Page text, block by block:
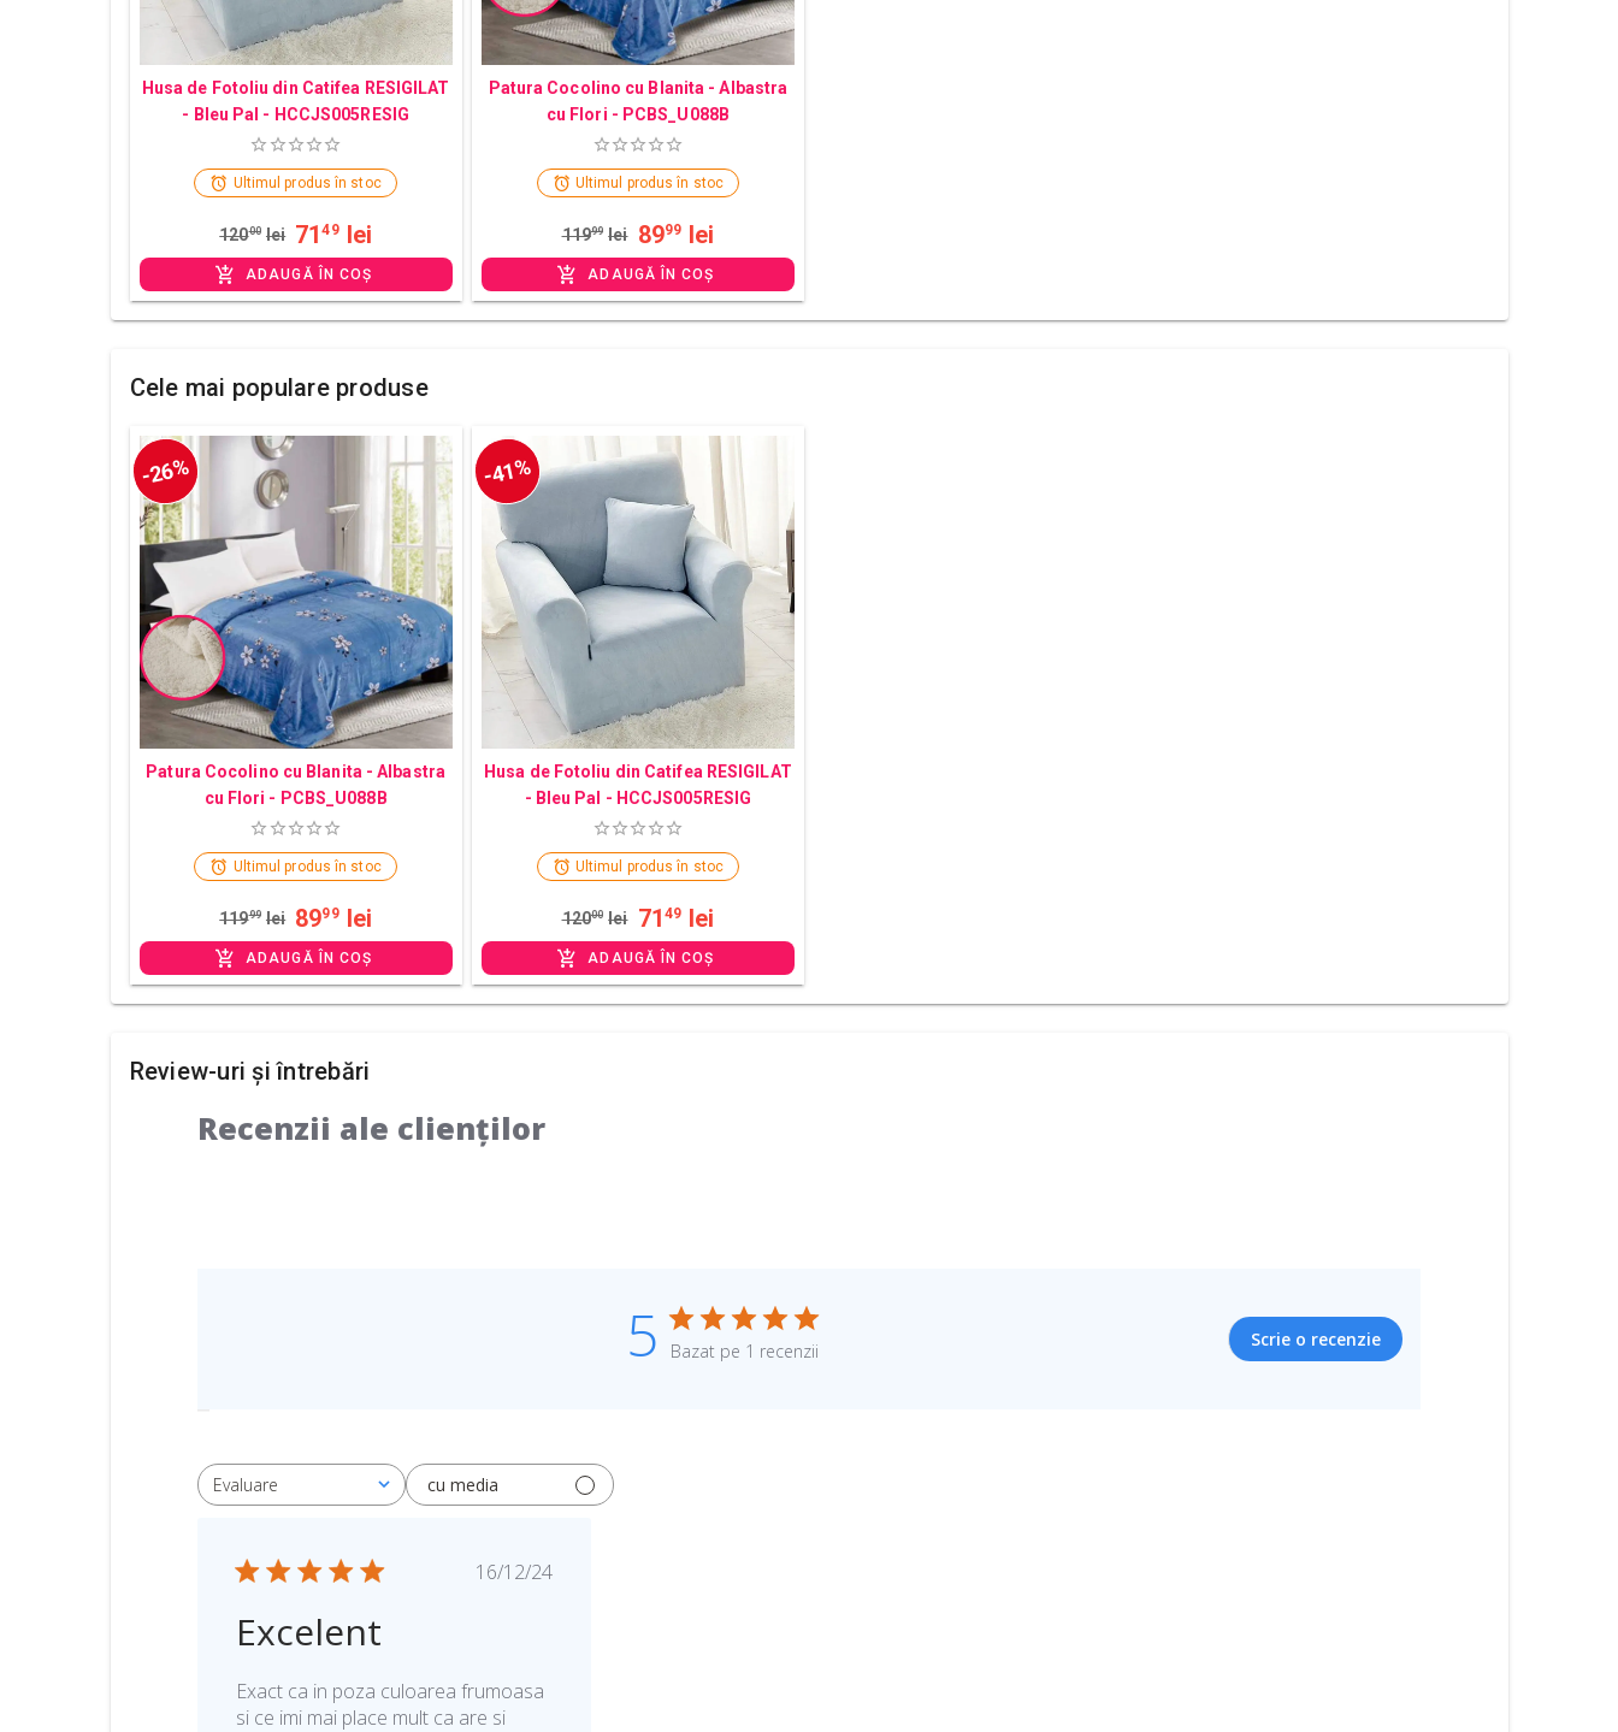
Husa de Fotoliu din Catifea RESIGILAT
- Bleu Pal - HCCJS005RESIG
Ultimul produs în stoc
12000 lei 7149 lei
ADAUGĂ ÎN COȘ
Patura Cocolino cu Blanita - Albastra
cu Flori - PCBS_U088B
Ultimul produs în stoc
11999 lei 8999 lei
ADAUGĂ ÎN COȘ
Cele mai populare produse
-26%
Patura Cocolino cu Blanita - Albastra
cu Flori - PCBS_U088B
Ultimul produs în stoc
11999 lei 8999 lei
ADAUGĂ ÎN COȘ
-41%
Husa de Fotoliu din Catifea RESIGILAT
- Bleu Pal - HCCJS005RESIG
Ultimul produs în stoc
12000 lei 71 49 lei
ADAUGĂ ÎN COȘ
Review-uri și întrebări
Recenzii ale clienților
5 Bazat pe 1 recenzii
Scrie o recenzie
Evaluare
Toate evaluările cu media
D
u
16/12/24
Excelent
Exact ca in poza culoarea frumoasa
si ce imi mai place mult ca are si